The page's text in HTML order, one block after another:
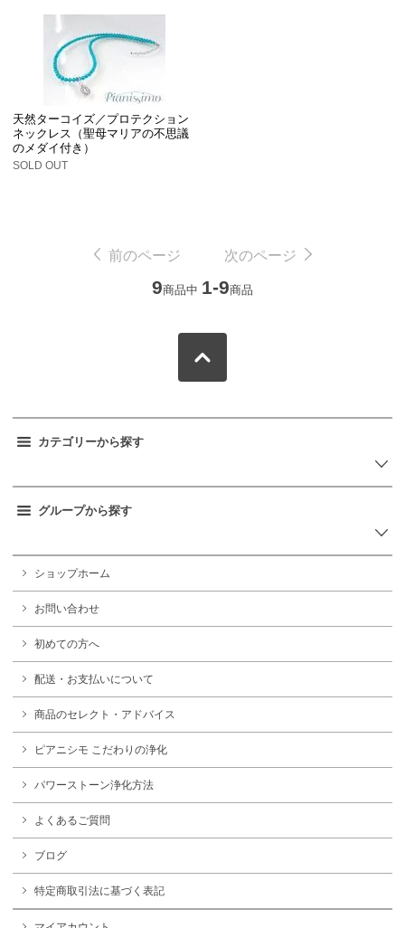
天然ターコイズ／プロテクション
ネックレス（聖母マリアの不思議
のメダイ付き）
SOLD OUT
前のページ 次のページ
9商品中 1-9商品
カテゴリーから探す
グループから探す
ショップホーム
お問い合わせ
初めての方へ
配送・お支払いについて
商品のセレクト・アドバイス
ピアニシモ こだわりの浄化
パワーストーン浄化方法
よくあるご質問
ブログ
特定商取引法に基づく表記